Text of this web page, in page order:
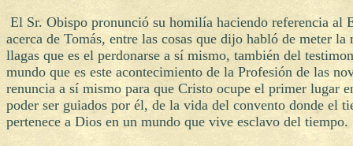
El Sr. Obispo pronunció su homilía haciendo referencia al
acerca de Tomás, entre las cosas que dijo habló de meter la
llagas que es el perdonarse a sí mismo, también del
mundo que es este acontecimiento de la Profesión de las
renuncia a sí mismo para que Cristo ocupe el primer lugar
poder ser guiados por él, de la vida del convento donde el
pertenece a Dios en un mundo que vive esclavo del tiempo.